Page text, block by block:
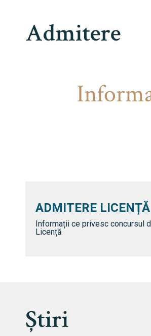
Admitere
ADMITERE LICENȚĂ
Informații ce privesc concursul
Licență
Știri